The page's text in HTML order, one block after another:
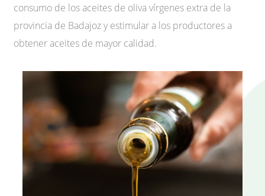
consumo de los aceites de oliva vírgenes extra de la
provincia de Badajoz y estimular a los productores a
obtener aceites de mayor calidad.